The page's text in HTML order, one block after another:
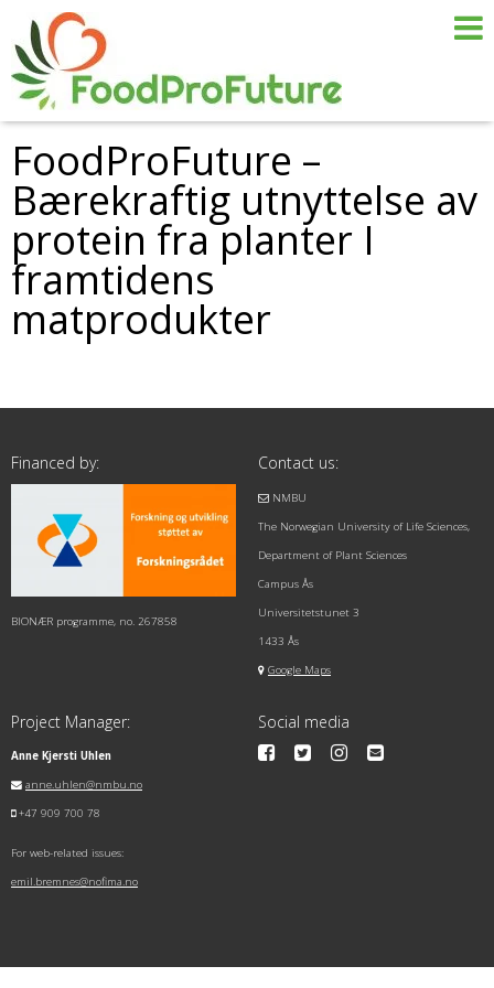
FoodProFuture –
Bærekraftig utnyttelse av
protein fra planter I
framtidens
matprodukter
Financed by:
BIONÆR programme, no. 267858
Contact us:
NMBU
The Norwegian University of Life Sciences,
Department of Plant Sciences
Campus Ås
Universitetstunet 3
1433 Ås
Google Maps
Project Manager:
Anne Kjersti Uhlen
anne.uhlen@nmbu.no
+47 909 700 78
For web-related issues:
emil.bremnes@nofima.no
Social media